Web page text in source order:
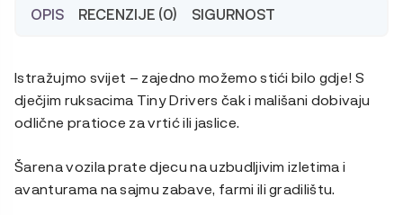
OPIS RECENZIJE (0) SIGURNOST
Istražujmo svijet – zajedno možemo stići bilo gdje! S
dječjim ruksacima Tiny Drivers čak i mališani dobivaju
odlične pratioce za vrtić ili jaslice.
Šarena vozila prate djecu na uzbudljivim izletima i
avanturama na sajmu zabave, farmi ili gradilištu.